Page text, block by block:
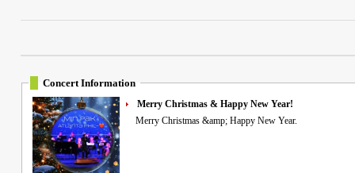
Concert Information
Merry Christmas & Happy New Year!
Merry Christmas &amp; Happy New Year.